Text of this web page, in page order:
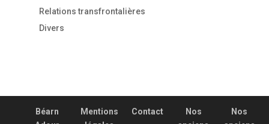
Relations transfrontalières
Divers
Béarn
Mentions
Contact
Nos
Nos